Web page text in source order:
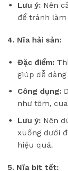
Lưu ý:Nên
để tránh làm
4. Nĩa hải sản:
Đặc điểm:
giúp dễ dàng
Công dụng:
như tôm,
Lưu ý:Nên
xuống dưới
hiệu quả.
5. Nĩa bít tết: